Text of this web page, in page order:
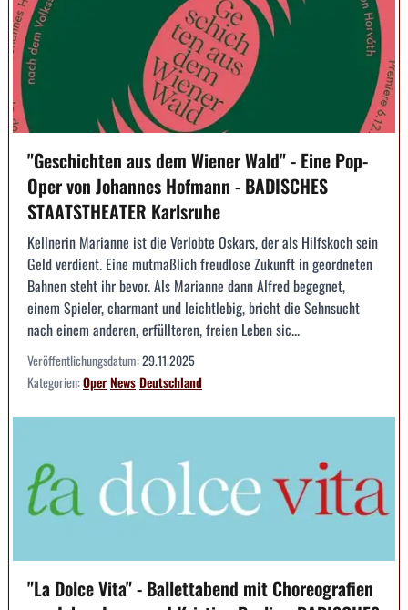
"Geschichten aus dem Wiener Wald" - Eine Pop-
Oper von Johannes Hofmann - BADISCHES
STAATSTHEATER Karlsruhe
Kellnerin Marianne ist die Verlobte Oskars, der als Hilfskoch sein
Geld verdient. Eine mutmaßlich freudlose Zukunft in geordneten
Bahnen steht ihr bevor. Als Marianne dann Alfred begegnet,
einem Spieler, charmant und leichtlebig, bricht die Sehnsucht
nach einem anderen, erfüllteren, freien Leben sic...
Veröffentlichungsdatum:29.11.2025
Kategorien:OperNewsDeutschland
"La Dolce Vita" - Ballettabend mit Choreografien